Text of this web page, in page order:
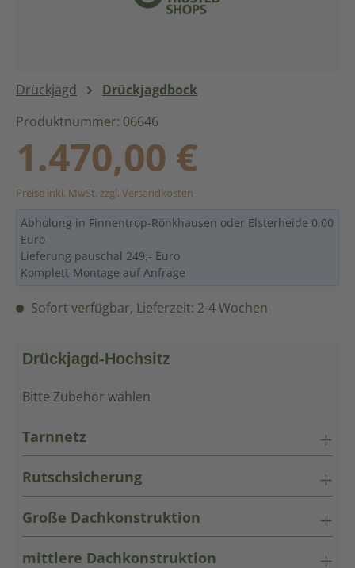
Drückjagd
Drückjagdbock
Produktnummer: 06646
1.470,00 €
Preise inkl. MwSt. zzgl. Versandkosten
Abholung in Finnentrop-Rönkhausen oder Elsterheide 0,00
Euro
Lieferung pauschal 249,- Euro
Komplett-Montage auf Anfrage
Sofort verfügbar, Lieferzeit: 2-4 Wochen
Drückjagd-Hochsitz
Bitte Zubehör wählen
Tarnnetz
Rutschsicherung
Große Dachkonstruktion
mittlere Dachkonstruktion